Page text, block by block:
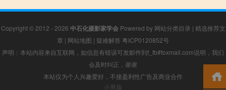
Copyright © 2012 - 2026 中石化摄影家学会Powered by 网站分类目录 | 精选推荐文
章 | 网站地图 | 疑难解答 粤ICP0120852号
声明：本站内容来自互联网，如信息有错误可发邮件到f_fb#foxmail.com说明，我们
会及时纠正，谢谢
本站仅为个人兴趣爱好，不接盈利性广告及商业合作
小男孩